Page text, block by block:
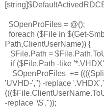
$OpenProFiles = @();
foreach ($File in $(Get-
Path,ClientUserName)) {
$File.Path =
if ($File.Path -like
$OpenProFiles +=
'UVHD-','') -replace
-replace '\$',''));